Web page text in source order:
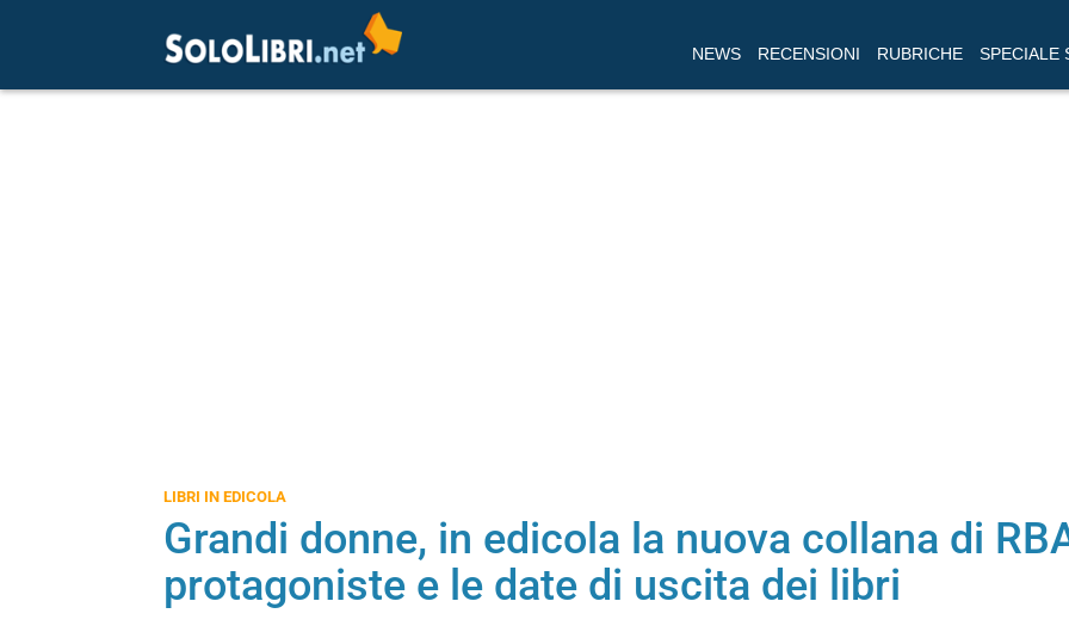
NEWS RECENSIONI RUBRICHE SPECIALE
LIBRI IN EDICOLA
Grandi donne, in edicola la nuova collana di
protagoniste e le date di uscita dei libri